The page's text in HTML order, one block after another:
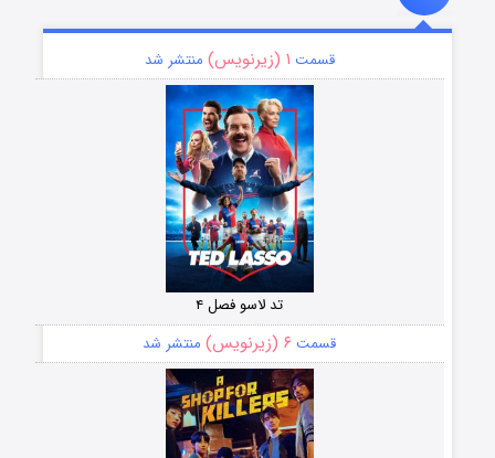
قسمت ۱ (زیرنویس) منتشر شد
تد لاسو فصل ۴
قسمت ۶ (زیرنویس) منتشر شد